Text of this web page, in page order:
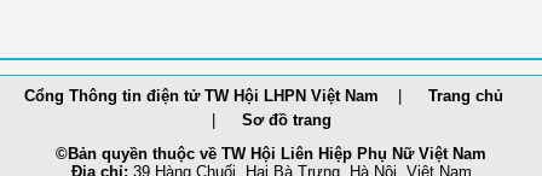
Cổng Thông tin điện tử TW Hội LHPN Việt Nam
Trang chủ
Sơ đồ trang
©Bản quyền thuộc về TW Hội Liên Hiệp Phụ Nữ Việt Nam
Địa chỉ: 39 Hàng Chuối, Hai Bà Trưng, Hà Nội, Việt Nam